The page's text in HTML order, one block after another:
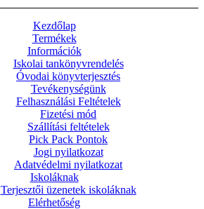
Kezdőlap
Termékek
Információk
Iskolai tankönyvrendelés
Óvodai könyvterjesztés
Tevékenységünk
Felhasználási Feltételek
Fizetési mód
Szállítási feltételek
Pick Pack Pontok
Jogi nyilatkozat
Adatvédelmi nyilatkozat
Iskoláknak
Terjesztői üzenetek iskoláknak
Elérhetőség